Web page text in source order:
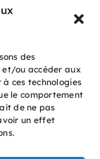
des
et/ou accéder aux
ces technologies
le comportement
de ne pas
un effet